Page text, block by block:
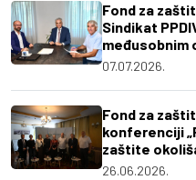
Fond za
Sindikat
međusobnim
07.07.2026.
Fond za
konferenciji
zaštite
26.06.2026.